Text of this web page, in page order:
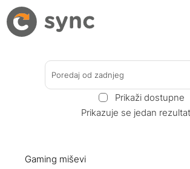
Poredaj od zadnjeg
Prikaži dostupne
Prikazuje se jedan rezultat
Gaming miševi